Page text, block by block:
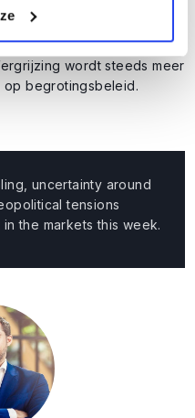
En wat in
de rest van Europa,
wordt steeds meer
begrotingsbeleid.
uncertainty around
tensions
the markets this week.